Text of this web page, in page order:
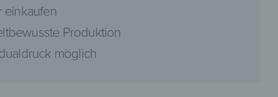
einkaufen
Produktion
möglich
facebook